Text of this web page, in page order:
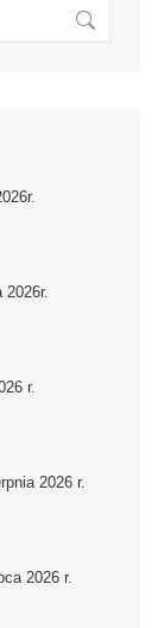
2026r.
r.
2026 r.
2026 r.